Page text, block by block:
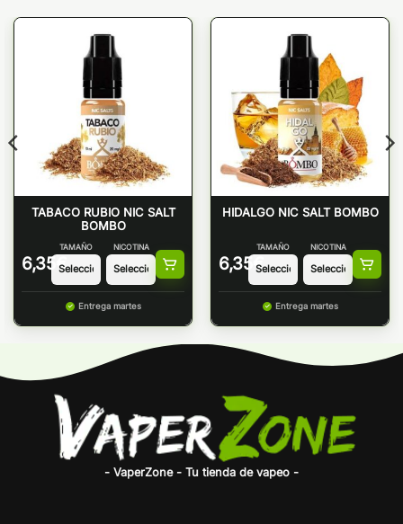
TABACO RUBIO NIC SALT
BOMBO
6,35 €
TAMAÑO NICOTINA
Entrega martes
HIDALGO NIC SALT BOMBO
6,35 €
TAMAÑO NICOTINA
Entrega martes
- VaperZone - Tu tienda de vapeo -